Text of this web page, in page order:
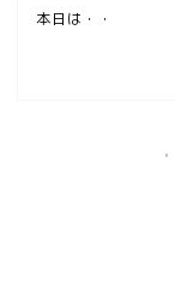
本日は・・